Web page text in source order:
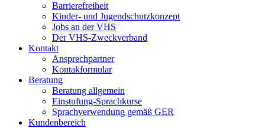
Barrierefreiheit
Kinder- und Jugendschutzkonzept
Jobs an der VHS
Der VHS-Zweckverband
Kontakt
Ansprechpartner
Kontakformular
Beratung
Beratung allgemein
Einstufung-Sprachkurse
Sprachverwendung gemäß GER
Kundenbereich